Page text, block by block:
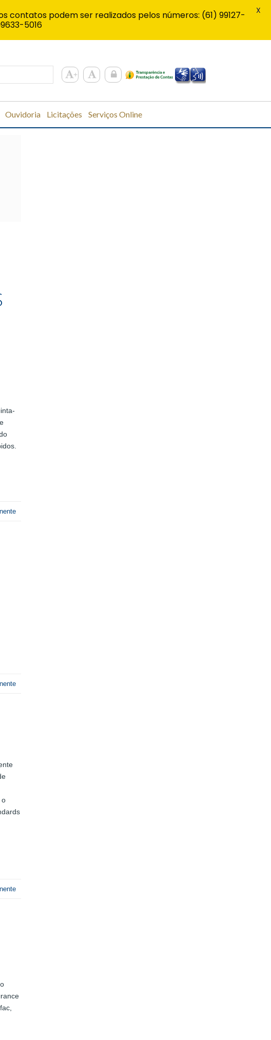
Ouvidoria Licitações Serviços Online
o
podem ser realizados pelos números: (61) 99127-
5016
X